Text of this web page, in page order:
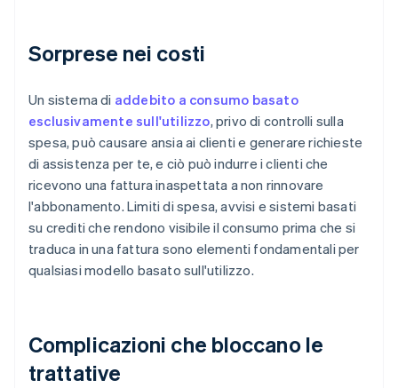
Sorprese nei costi
Un sistema di addebito a consumo basato
esclusivamente sull'utilizzo, privo di controlli sulla
spesa, può causare ansia ai clienti e generare richieste
di assistenza per te, e ciò può indurre i clienti che
ricevono una fattura inaspettata a non rinnovare
l'abbonamento. Limiti di spesa, avvisi e sistemi basati
su crediti che rendono visibile il consumo prima che si
traduca in una fattura sono elementi fondamentali per
qualsiasi modello basato sull'utilizzo.
Complicazioni che bloccano le
trattative